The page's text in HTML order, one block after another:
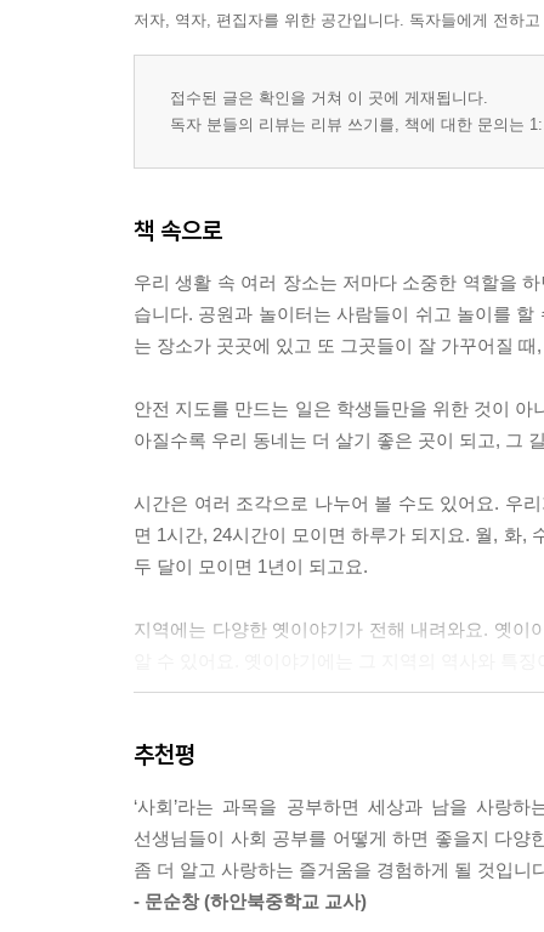
저자, 역자, 편집자를 위한 공간입니다. 독자들에게 전하
접수된 글은 확인을 거쳐 이 곳에 게재됩니다.
독자 분들의 리뷰는 리뷰 쓰기를, 책에 대한 문의는
책 속으로
우리 생활 속 여러 장소는 저마다 소중한 역할을
습니다. 공원과 놀이터는 사람들이 쉬고 놀이를
는 장소가 곳곳에 있고 또 그곳들이 잘 가꾸어질
안전 지도를 만드는 일은 학생들만을 위한 것이
아질수록 우리 동네는 더 살기 좋은 곳이 되고, 그
시간은 여러 조각으로 나누어 볼 수도 있어요. 우
면 1시간, 24시간이 모이면 하루가 되지요. 월, 화,
두 달이 모이면 1년이 되고요.
지역에는 다양한 옛이야기가 전해 내려와요. 옛
전체 인구 중 65세 이상 인구가 차지하는 비율이
다양한 문화가 함께한다는 것은 단순히 다른 나
서로를 존중하고 이해하는 사회를 말해요. 신체적
는 사회라고 할 수 있어요.
추천평
‘사회’라는 과목을 공부하면 세상과 남을 사랑
선생님들이 사회 공부를 어떻게 하면 좋을지 다
좀 더 알고 사랑하는 즐거움을 경험하게 될 것입니
- 문순창 (하안북중학교 교사)